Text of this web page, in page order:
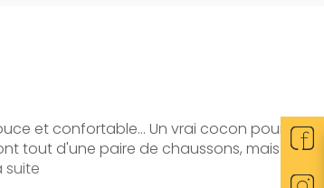
et confortable... Un vrai cocon pour
tout d'une paire de chaussons, mais ce
suite